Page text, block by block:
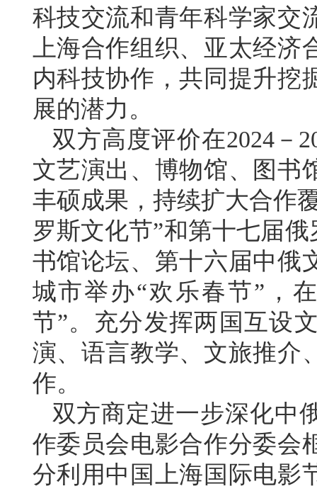
科技交流和青年科学家交
上海合作组织、亚太经
内科技协作，共同提升挖
展的潜力。
双方高度评价在2024－
文艺演出、博物馆、图书
丰硕成果，持续扩大合作
罗斯文化节”和第十七届
书馆论坛、第十六届中俄
城市举办“欢乐春节”，
节”。充分发挥两国互设
演、语言教学、文旅推介
作。
双方商定进一步深化中
作委员会电影合作分委会
分利用中国上海国际电影